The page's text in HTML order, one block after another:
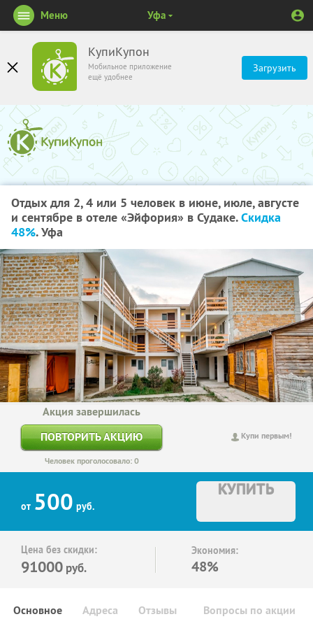
КупиКупон
Мобильное приложение
ещё удобнее
Загрузить
Меню Уфа
Отдых для 2, 4 или 5 человек в июне, июле, августе
и сентябре в отеле «Эйфория» в Судаке.Скидка
48%. Уфа
Купи первым!
Акция завершилась
ПОВТОРИТЬ АКЦИЮ
Человек проголосовало: 0
от 500 руб.
КУПИТЬ
Цена без скидки:
91000 руб.
Экономия:
48%
Основное Отзывы Вопросы по акции
Адреса